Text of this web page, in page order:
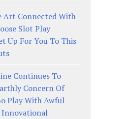
Art Connected With
Slot Play
Up For You To This
Continues To
Concern Of
Play With Awful
Innovational